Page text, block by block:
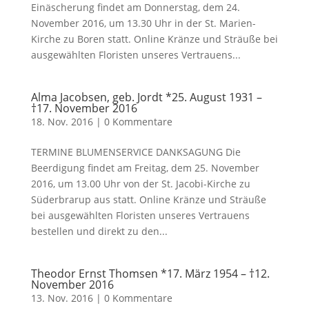
Einäscherung findet am Donnerstag, dem 24.
November 2016, um 13.30 Uhr in der St. Marien-
Kirche zu Boren statt. Online Kränze und Sträuße bei
ausgewählten Floristen unseres Vertrauens...
Alma Jacobsen, geb. Jordt *25. August 1931 –
†17. November 2016
18. Nov. 2016| 0 Kommentare
TERMINE BLUMENSERVICE DANKSAGUNG Die
Beerdigung findet am Freitag, dem 25. November
2016, um 13.00 Uhr von der St. Jacobi-Kirche zu
Süderbrarup aus statt. Online Kränze und Sträuße
bei ausgewählten Floristen unseres Vertrauens
bestellen und direkt zu den...
Theodor Ernst Thomsen *17. März 1954 – †12.
November 2016
13. Nov. 2016| 0 Kommentare